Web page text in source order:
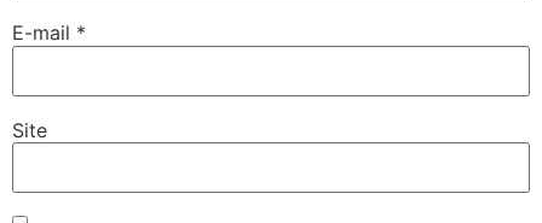
E-mail *
Site